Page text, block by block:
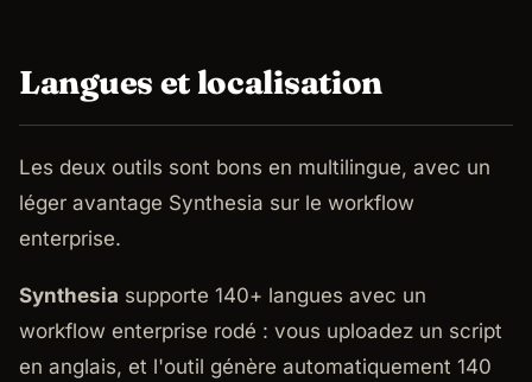
Langues et localisation
Les deux outils sont bons en multilingue, avec un
léger avantage Synthesia sur le workflow
enterprise.
Synthesia supporte 140+ langues avec un
workflow enterprise rodé : vous uploadez un script
en anglais, et l'outil génère automatiquement 140